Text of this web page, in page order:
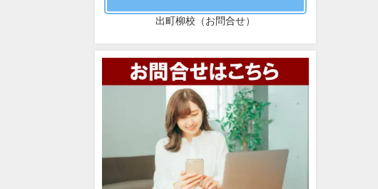
出町柳校（お問合せ）